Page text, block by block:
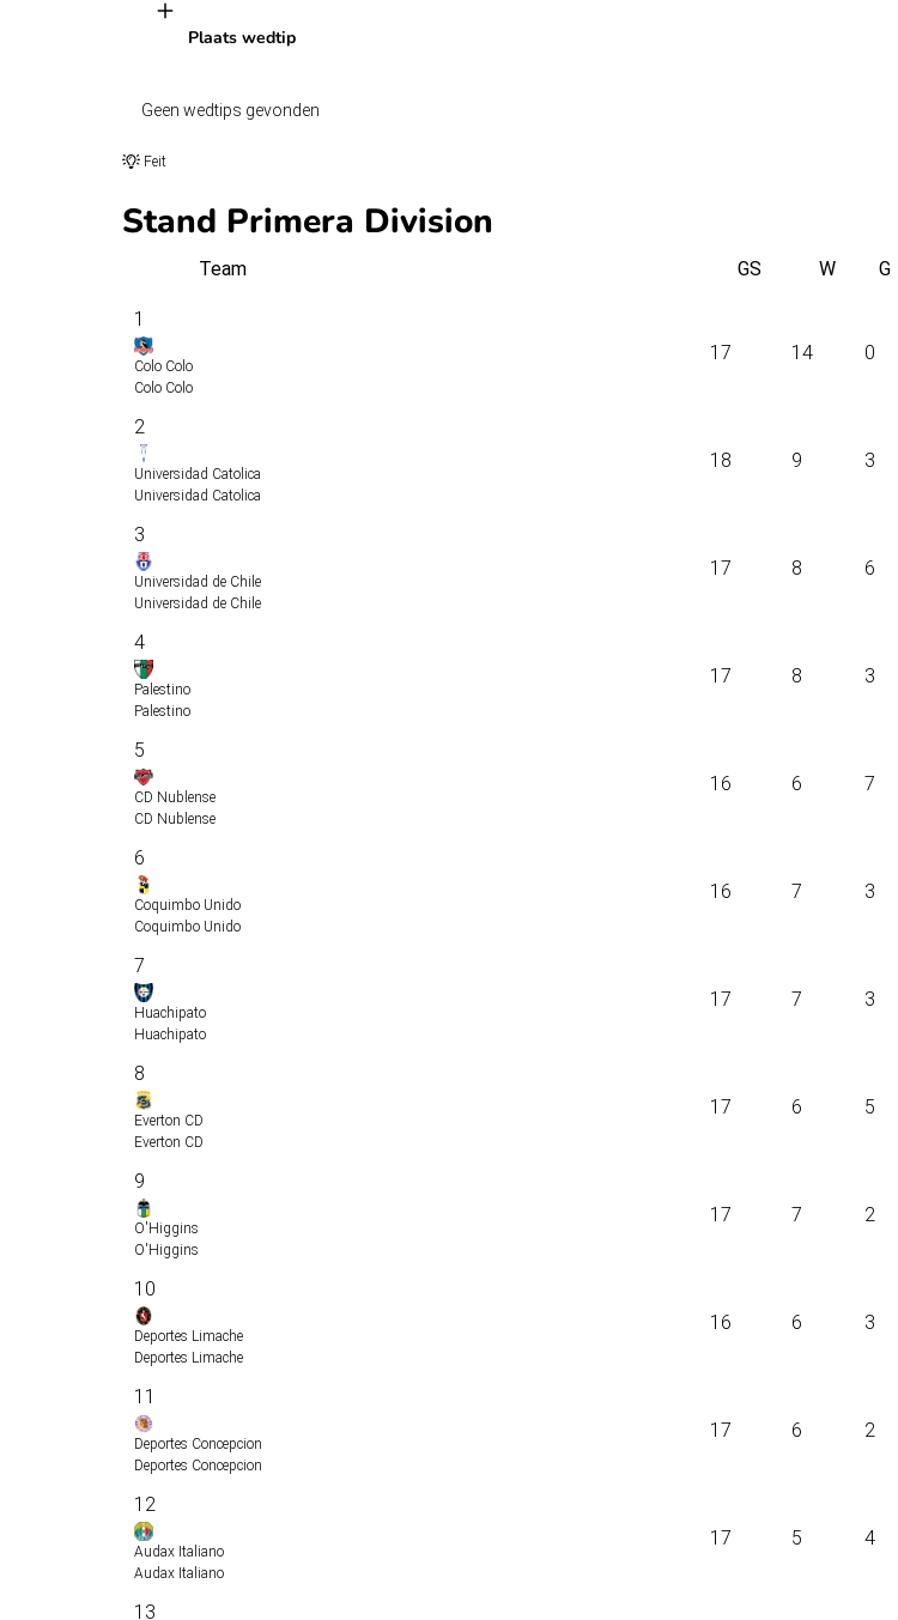
Plaats wedtip
Geen wedtips gevonden
Feit
Stand Primera Division
Team GS W G
1
Colo Colo
Colo Colo
17 14 0
2
Universidad Catolica
Universidad Catolica
18 9 3
3
Universidad de Chile
Universidad de Chile
17 8 6
4
Palestino
Palestino
17 8 3
5
CD Nublense
CD Nublense
16 6 7
6
Coquimbo Unido
Coquimbo Unido
16 7 3
7
Huachipato
Huachipato
17 7 3
8
Everton CD
Everton CD
17 6 5
9
O'Higgins
O'Higgins
17 7 2
10
Deportes Limache
Deportes Limache
16 6 3
11
Deportes Concepcion
Deportes Concepcion
17 6 2
12
Audax Italiano
Audax Italiano
17 5 4
13